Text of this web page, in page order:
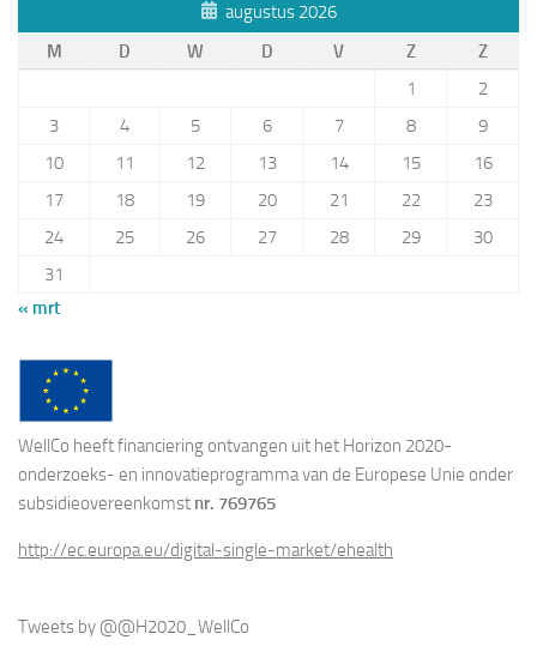
augustus 2026
M
D W D V Z
Z
1
2
3
4 5 6 7 8
9
10
11 12 13 14 15
16
17
18 19 20 21 22
23
24
25 26 27 28 29
30
31
« mrt
WellCo heeft financiering ontvangen uit het Horizon 2020-
onderzoeks- en innovatieprogramma van de Europese Unie onder
subsidieovereenkomst nr. 769765
http://ec.europa.eu/digital-single-market/ehealth
Tweets by @@H2020_WellCo